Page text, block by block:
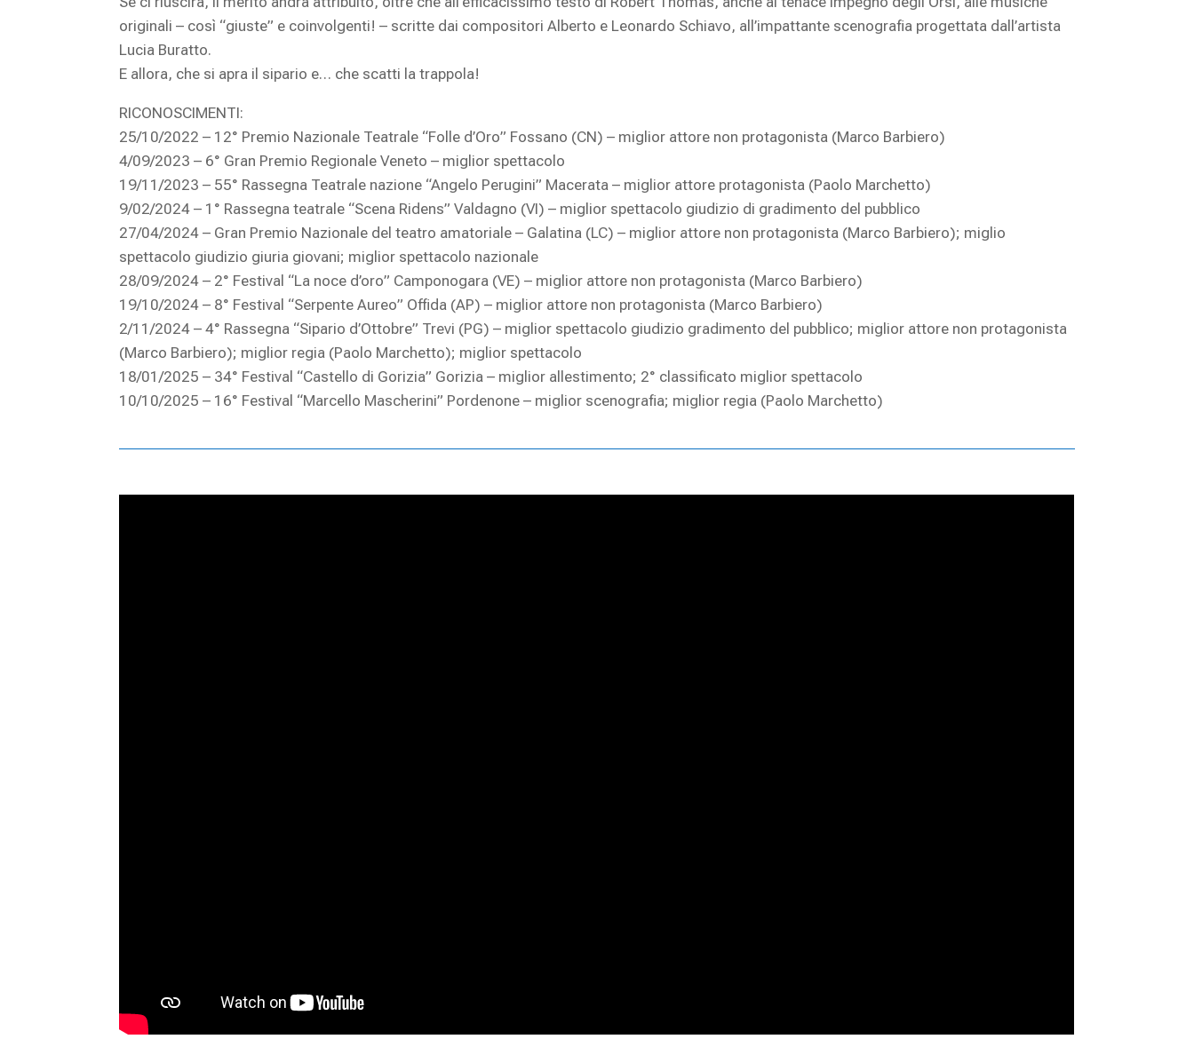
originali – così “giuste” e coinvolgenti! – scritte dai compositori Alberto e Leonardo Schiavo, all’impattante scenografia progettata dall’artista
Lucia Buratto.
E allora, che si apra il sipario e… che scatti la trappola!
RICONOSCIMENTI:
25/10/2022 – 12° Premio Nazionale Teatrale “Folle d’Oro” Fossano (CN) – miglior attore non protagonista (Marco Barbiero)
4/09/2023 – 6° Gran Premio Regionale Veneto – miglior spettacolo
19/11/2023 – 55° Rassegna Teatrale nazione “Angelo Perugini” Macerata – miglior attore protagonista (Paolo Marchetto)
9/02/2024 – 1° Rassegna teatrale “Scena Ridens” Valdagno (VI) – miglior spettacolo giudizio di gradimento del pubblico
27/04/2024 – Gran Premio Nazionale del teatro amatoriale – Galatina (LC) – miglior attore non protagonista (Marco Barbiero); miglio
spettacolo giudizio giuria giovani; miglior spettacolo nazionale
28/09/2024 – 2° Festival “La noce d’oro” Camponogara (VE) – miglior attore non protagonista (Marco Barbiero)
19/10/2024 – 8° Festival “Serpente Aureo” Offida (AP) – miglior attore non protagonista (Marco Barbiero)
2/11/2024 – 4° Rassegna “Sipario d’Ottobre” Trevi (PG) – miglior spettacolo giudizio gradimento del pubblico; miglior attore non protagonista
(Marco Barbiero); miglior regia (Paolo Marchetto); miglior spettacolo
18/01/2025 – 34° Festival “Castello di Gorizia” Gorizia – miglior allestimento; 2° classificato miglior spettacolo
10/10/2025 – 16° Festival “Marcello Mascherini” Pordenone – miglior scenografia; miglior regia (Paolo Marchetto)